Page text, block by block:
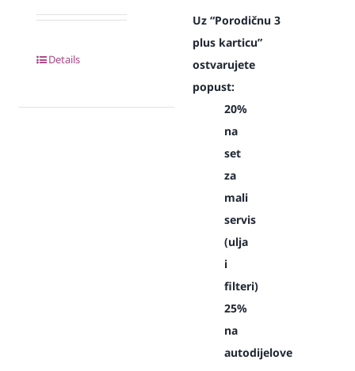
Details
Uz “Porodičnu 3
plus karticu”
ostvarujete
popust:
20%
na
set
za
mali
servis
(ulja
i
filteri)
25%
na
autodijelove